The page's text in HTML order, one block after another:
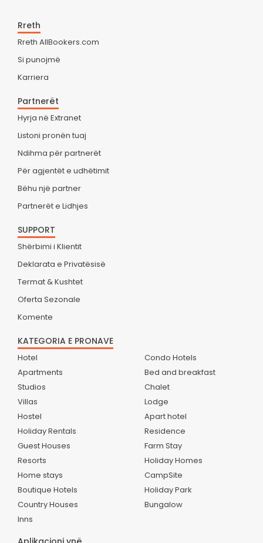
Rreth
Rreth AllBookers.com
Si punojmë
Karriera
Partnerët
Hyrja në Extranet
Listoni pronën tuaj
Ndihma për partnerët
Për agjentët e udhëtimit
Bëhu një partner
Partnerët e Lidhjes
SUPPORT
Shërbimi i Klientit
Deklarata e Privatësisë
Termat & Kushtet
Oferta Sezonale
Komente
KATEGORIA E PRONAVE
Hotel
Apartments
Studios
Villas
Hostel
Holiday Rentals
Guest Houses
Resorts
Home stays
Boutique Hotels
Country Houses
Inns
Condo Hotels
Bed and breakfast
Chalet
Lodge
Apart hotel
Residence
Farm Stay
Holiday Homes
CampSite
Holiday Park
Bungalow